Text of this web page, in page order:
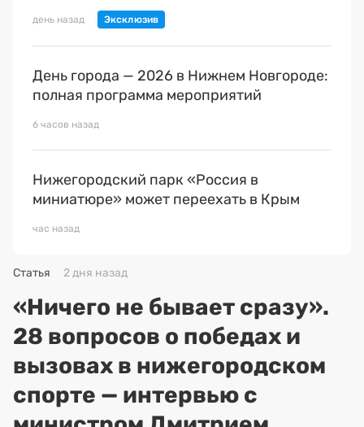
день назад
День города — 2026 в Нижнем Новгороде:
полная программа мероприятий
6 часов назад
Нижегородский парк «Россия в
миниатюре» может переехать в Крым
час назад
Статья 2 дня назад
«Ничего не бывает сразу».
28 вопросов о победах и
вызовах в нижегородском
спорте — интервью с